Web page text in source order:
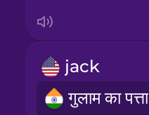
jack
गुलाम का पत्ता